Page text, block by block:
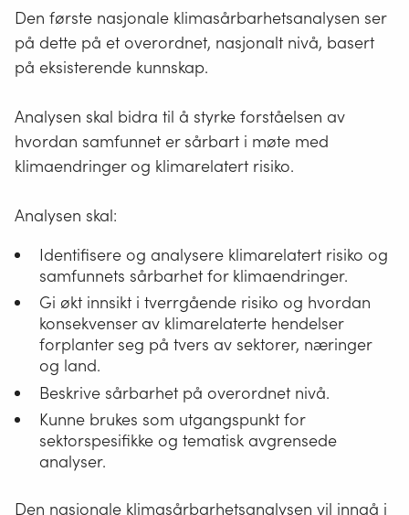
Den første nasjonale klimasårbarhetsanalysen ser
på dette på et overordnet, nasjonalt nivå, basert
på eksisterende kunnskap.
Analysen skal bidra til å styrke forståelsen av
hvordan samfunnet er sårbart i møte med
klimaendringer og klimarelatert risiko.
Analysen skal:
Identifisere og analysere klimarelatert risiko og
samfunnets sårbarhet for klimaendringer.
Gi økt innsikt i tverrgående risiko og hvordan
konsekvenser av klimarelaterte hendelser
forplanter seg på tvers av sektorer, næringer
og land.
Beskrive sårbarhet på overordnet nivå.
Kunne brukes som utgangspunkt for
sektorspesifikke og tematisk avgrensede
analyser.
Den nasjonale klimasårbarhetsanalysen vil inngå i